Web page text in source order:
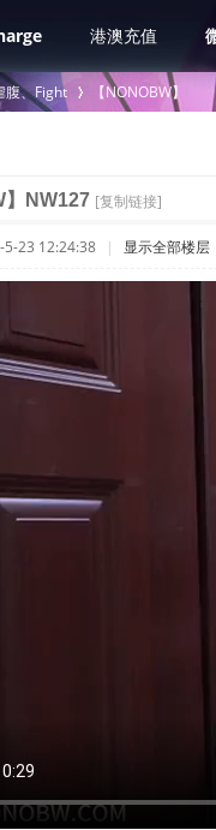
港澳充值
腹、Fight
›
【NONOBW】
】NW127 [复制链接]
5-23 12:24:38 | 显示全部楼层